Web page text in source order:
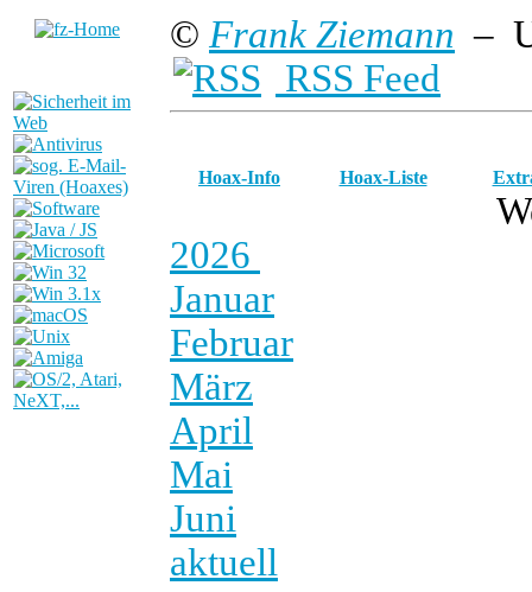
© Frank Ziemann –
RSS Feed
Hoax-Info Hoax-Liste
2026
Januar
Februar
März
April
Mai
Juni
aktuell